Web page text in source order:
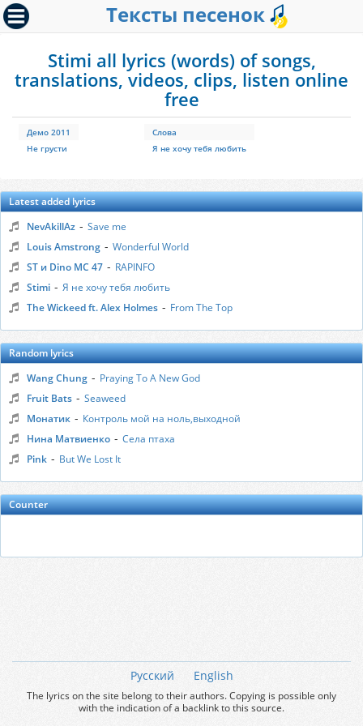
Тексты песенок
Stimi all lyrics (words) of songs,
translations, videos, clips, listen online
free
Демо 2011
Не грусти
Слова
Я не хочу тебя любить
Latest added lyrics
NevAkillAz - Save me
Louis Amstrong - Wonderful World
ST и Dino MC 47 - RAPINFO
Stimi - Я не хочу тебя любить
The Wickeed ft. Alex Holmes - From The Top
Random lyrics
Wang Chung - Praying To A New God
Fruit Bats - Seaweed
Mонатик - Контроль мой на ноль,выходной
Нина Матвиенко - Села птаха
Pink - But We Lost It
Counter
Русский English
The lyrics on the site belong to their authors. Copying is possible only
with the indication of a backlink to this source.